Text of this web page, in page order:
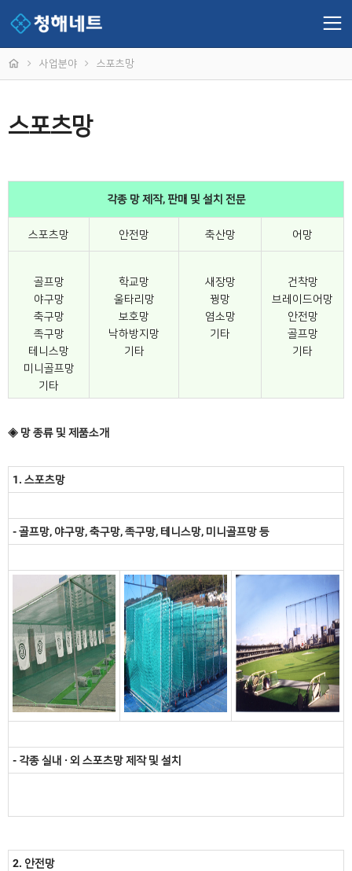
사업분야 스포츠망
스포츠망
각종 망 제작, 판매 및 설치 전문
스포츠망 안전망 축산망 어망
골프망
야구망
축구망
족구망
테니스망
미니골프망
기타
학교망
울타리망
보호망
낙하방지망
기타
새장망
꿩망
염소망
기타
건착망
브레이드어망
안전망
골프망
기타
◈ 망 종류 및 제품소개
1. 스포츠망
- 골프망, 야구망, 축구망, 족구망, 테니스망, 미니골프망 등
- 각종 실내 · 외 스포츠망 제작 및 설치
2. 안전망